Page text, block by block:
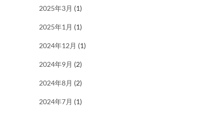
2025年3月 (1)
2025年1月 (1)
2024年12月 (1)
2024年9月 (2)
2024年8月 (2)
2024年7月 (1)